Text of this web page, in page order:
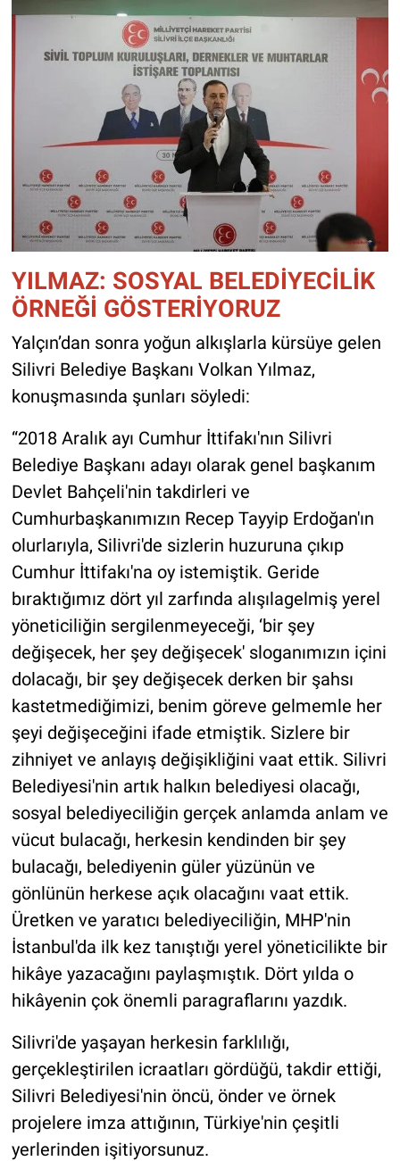
YILMAZ: SOSYAL BELEDİYECİLİK
ÖRNEĞİ GÖSTERİYORUZ
Yalçın’dan sonra yoğun alkışlarla kürsüye gelen
Silivri Belediye Başkanı Volkan Yılmaz,
konuşmasında şunları söyledi:
“2018 Aralık ayı Cumhur İttifakı'nın Silivri
Belediye Başkanı adayı olarak genel başkanım
Devlet Bahçeli'nin takdirleri ve
Cumhurbaşkanımızın Recep Tayyip Erdoğan'ın
olurlarıyla, Silivri'de sizlerin huzuruna çıkıp
Cumhur İttifakı'na oy istemiştik. Geride
bıraktığımız dört yıl zarfında alışılagelmiş yerel
yöneticiliğin sergilenmeyeceği, ‘bir şey
değişecek, her şey değişecek' sloganımızın içini
dolacağı, bir şey değişecek derken bir şahsı
kastetmediğimizi, benim göreve gelmemle her
şeyi değişeceğini ifade etmiştik. Sizlere bir
zihniyet ve anlayış değişikliğini vaat ettik. Silivri
Belediyesi'nin artık halkın belediyesi olacağı,
sosyal belediyeciliğin gerçek anlamda anlam ve
vücut bulacağı, herkesin kendinden bir şey
bulacağı, belediyenin güler yüzünün ve
gönlünün herkese açık olacağını vaat ettik.
Üretken ve yaratıcı belediyeciliğin, MHP'nin
İstanbul'da ilk kez tanıştığı yerel yöneticilikte bir
hikâye yazacağını paylaşmıştık. Dört yılda o
hikâyenin çok önemli paragraflarını yazdık.
Silivri'de yaşayan herkesin farklılığı,
gerçekleştirilen icraatları gördüğü, takdir ettiği,
Silivri Belediyesi'nin öncü, önder ve örnek
projelere imza attığının, Türkiye'nin çeşitli
yerlerinden işitiyorsunuz.